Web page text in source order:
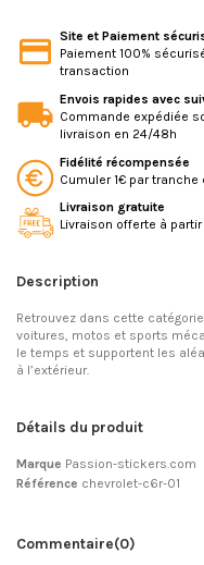
Site et Paiement
Paiement 100%
transaction
Envois rapides avec
Commande expédiée
livraison en 24/48h
Fidélité récompensée
Cumuler 1€ par tranche
Livraison gratuite
Livraison offerte à
Description
Retrouvez dans cette
voitures, motos et sports
le temps et supportent les
à l’extérieur.
Détails du produit
Marque Passion-stickers.com
Référence chevrolet-c6r-01
Commentaire(0)